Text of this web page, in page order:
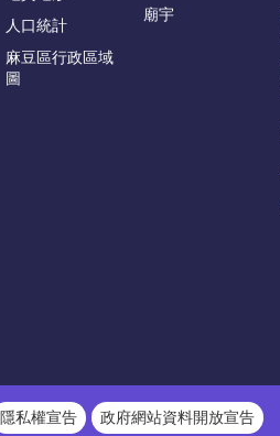
人口統計
麻豆區行政區域
圖
廟宇
隱私權宣告 政府網站資料開放宣告